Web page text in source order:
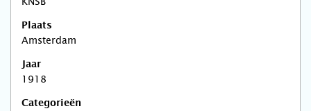
Plaats
Amsterdam
Jaar
1918
Categorieën